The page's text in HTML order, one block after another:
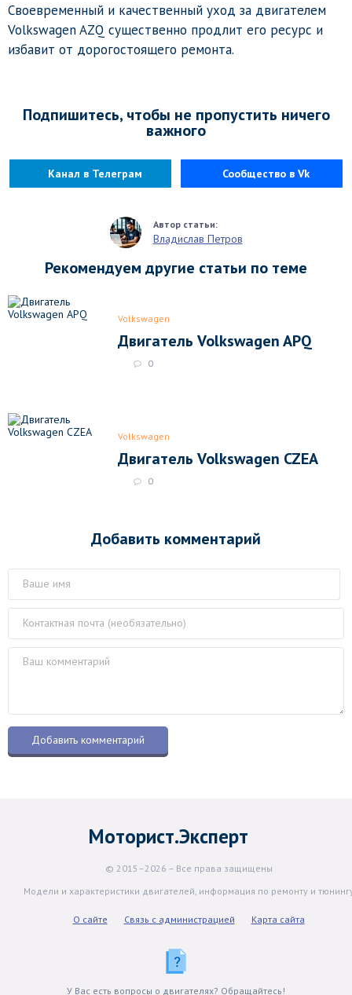
Своевременный и качественный уход за двигателем
Volkswagen AZQ существенно продлит его ресурс и
избавит от дорогостоящего ремонта.
Подпишитесь, чтобы не пропустить ничего
важного
Канал в Телеграм Сообщество в Vk
Владислав Петров
Рекомендуем другие статьи по теме
Volkswagen
Двигатель Volkswagen APQ
0
Volkswagen
Двигатель Volkswagen CZEA
0
Добавить комментарий
Моторист.Эксперт
© 2015–2026 – Все права защищены
Модели и характеристики двигателей, информация по ремонту и
О сайте Связь с администрацией Карта сайта
У Вас есть вопросы о двигателях? Обращайтесь!